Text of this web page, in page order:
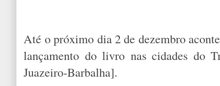
Até o próximo dia 2 de dezembro
lançamento do livro nas cidades do
Juazeiro-Barbalha].